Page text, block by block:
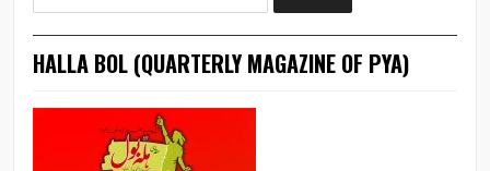
HALLA BOL (QUARTERLY MAGAZINE OF PYA)